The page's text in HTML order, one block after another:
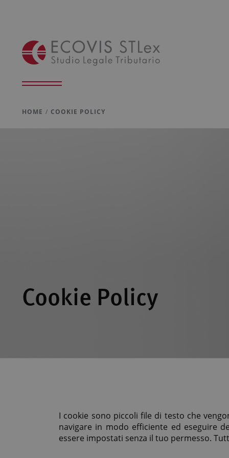
HOME COOKIE POLICY
Cookie Policy
I cookie sono piccoli file di testo che
navigare in modo efficiente ed eseguire
essere impostati senza il tuo permesso.